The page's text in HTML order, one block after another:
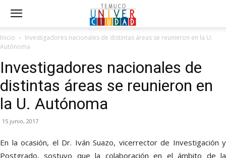
Inicio
Investigadores nacionales de distintas áreas se reunieron en la U.
Autónoma
Investigadores nacionales de
distintas áreas se reunieron en
la U. Autónoma
15 junio, 2017
En la ocasión, el Dr. Iván Suazo, vicerrector de Investigación y
Postgrado, sostuvo que la colaboración en el ámbito de la